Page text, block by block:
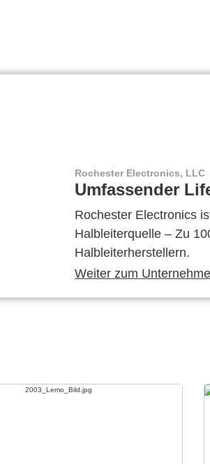
Rochester Electronics, LLC
Umfassender
Rochester Electronics
Halbleiterquelle – Zu
Halbleiterherstellern.
Weiter zum